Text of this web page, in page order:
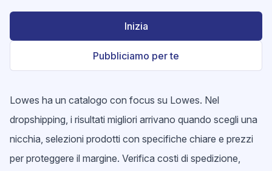
Inizia
Pubbliciamo per te
Lowes ha un catalogo con focus su Lowes. Nel
dropshipping, i risultati migliori arrivano quando scegli una
nicchia, selezioni prodotti con specifiche chiare e prezzi
per proteggere il margine. Verifica costi di spedizione,